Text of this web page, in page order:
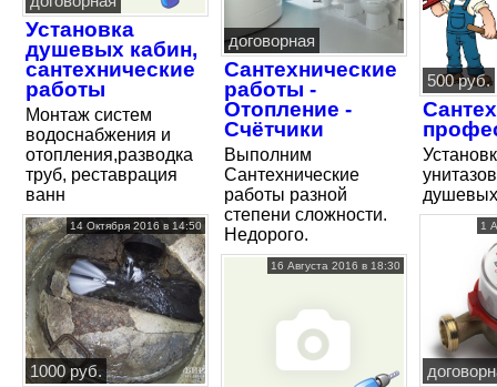
Установка
душевых кабин,
сантехнические
работы
Монтаж систем
водоснабжения и
отопления,разводка
труб, реставрация
ванн
14 Октября 2016 в 14:50
1000 руб.
договорная
Сантехнические
работы -
Отопление -
Счётчики
Выполним
Сантехнические
работы разной
степени сложности.
Недорого.
16 Августа 2016 в 18:30
500 руб.
1